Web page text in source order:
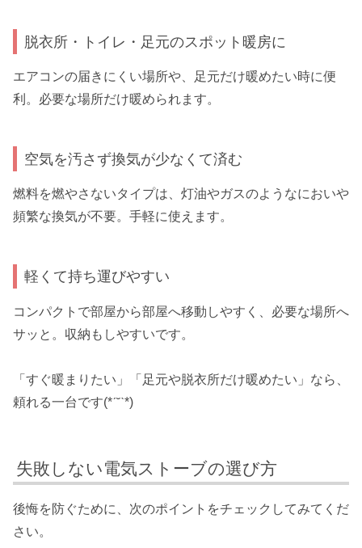
脱衣所・トイレ・足元のスポット暖房に
エアコンの届きにくい場所や、足元だけ暖めたい時に便
利。必要な場所だけ暖められます。
空気を汚さず換気が少なくて済む
燃料を燃やさないタイプは、灯油やガスのようなにおいや
頻繁な換気が不要。手軽に使えます。
軽くて持ち運びやすい
コンパクトで部屋から部屋へ移動しやすく、必要な場所へ
サッと。収納もしやすいです。
「すぐ暖まりたい」「足元や脱衣所だけ暖めたい」なら、
頼れる一台です(*ˊ˘ˋ*)
失敗しない電気ストーブの選び方
後悔を防ぐために、次のポイントをチェックしてみてくだ
さい。